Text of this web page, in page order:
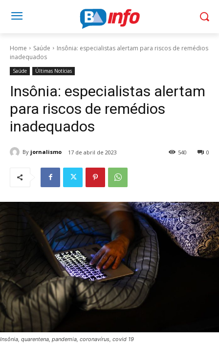
Home Saúde
Insônia: especialistas alertam para riscos de remédios
inadequados
Saúde Últimas Notícias
Insônia: especialistas alertam
para riscos de remédios
inadequados
By jornalismo 17 de abril de 2023 0
540
Insônia, quarentena, pandemia, coronavírus, covid 19